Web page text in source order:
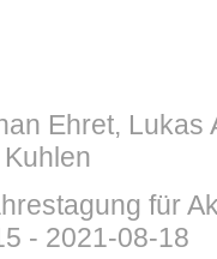
Ehret, Lukas
für
- 2021-08-18